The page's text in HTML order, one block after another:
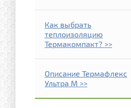
Как выбрать
теплоизоляцию
Термакомпакт? >>
Описание Термафлекс
Ультра М >>